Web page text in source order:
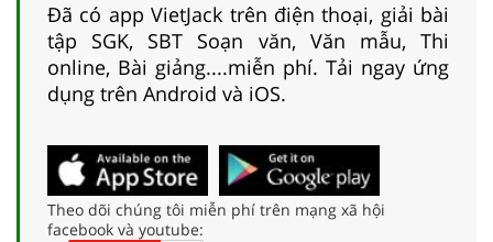
Đã có app VietJack trên điện thoại, giải bài
tập SGK, SBT Soạn văn, Văn mẫu, Thi
online, Bài giảng....miễn phí. Tải ngay ứng
dụng trên Android và iOS.
Theo dõi chúng tôi miễn phí trên mạng xã hội
facebook và youtube: